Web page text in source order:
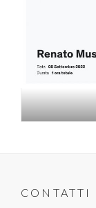
CONTATTI